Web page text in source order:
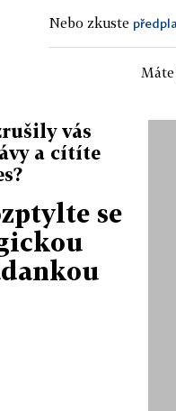
Nebo zkuste
vás
a cítíte
se